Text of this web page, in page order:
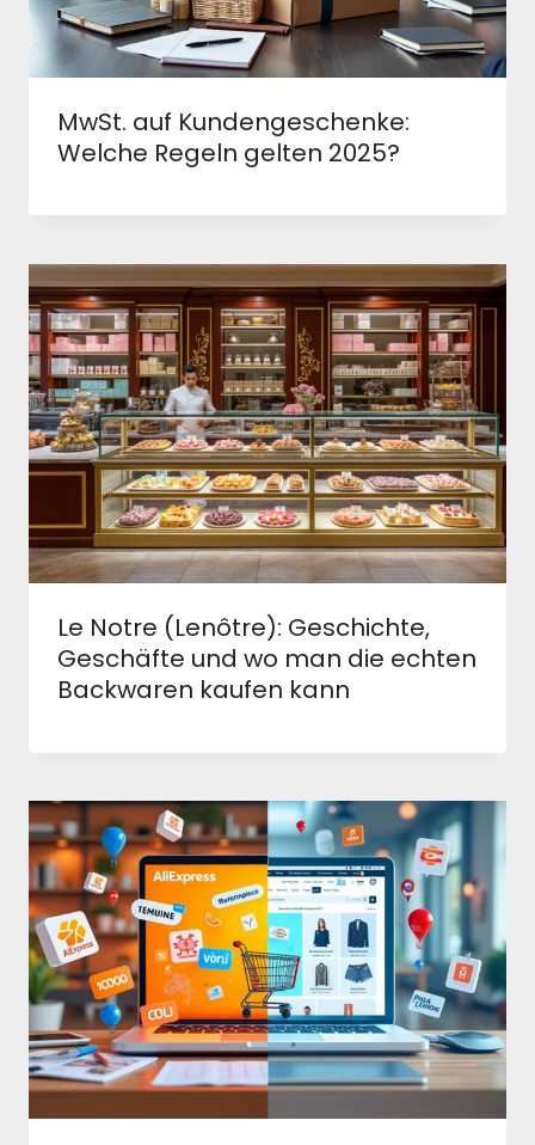
MwSt. auf Kundengeschenke:
Welche Regeln gelten 2025?
Le Notre (Lenôtre): Geschichte,
Geschäfte und wo man die echten
Backwaren kaufen kann